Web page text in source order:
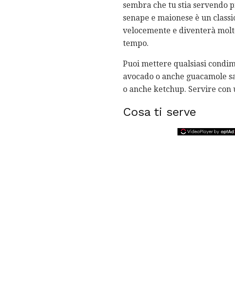
sembra che tu stia servendo
senape e maionese è un
velocemente e diventerà
tempo.
Puoi mettere qualsiasi
avocado o anche guacamole
o anche ketchup. Servire
Cosa ti serve